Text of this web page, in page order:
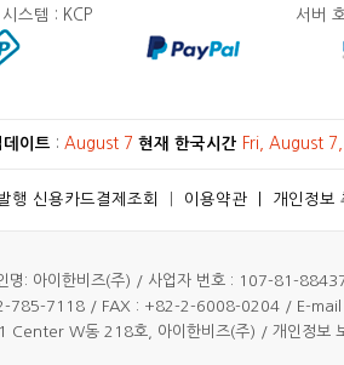
스템 : KCP 서버
이트 : August 7 현재 한국시간 Fri, August
행 신용카드결제조회 이용약관 개인정보
명: 아이한비즈(주) / 사업자 번호 : 107-81-
785-7118 / FAX : +82-2-6008-0204 / E-mail
Center W동 218호, 아이한비즈(주) / 개인정보